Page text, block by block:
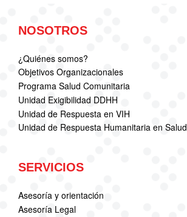
NOSOTROS
¿Quiénes somos?
Objetivos Organizacionales
Programa Salud Comunitaria
Unidad Exigibilidad DDHH
Unidad de Respuesta en VIH
Unidad de Respuesta Humanitaria en Salud
SERVICIOS
Asesoría y orientación
Asesoría Legal